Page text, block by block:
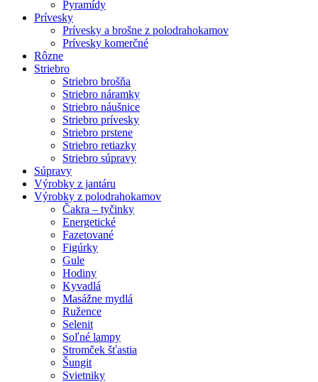
Pyramídy
Prívesky
Prívesky a brošne z polodrahokamov
Prívesky komerčné
Rôzne
Striebro
Striebro brošňa
Striebro náramky
Striebro náušnice
Striebro prívesky
Striebro prstene
Striebro retiazky
Striebro súpravy
Súpravy
Výrobky z jantáru
Výrobky z polodrahokamov
Čakra – tyčinky
Energetické
Fazetované
Figúrky
Gule
Hodiny
Kyvadlá
Masážne mydlá
Ružence
Selenit
Soľné lampy
Stromček šťastia
Šungit
Svietniky